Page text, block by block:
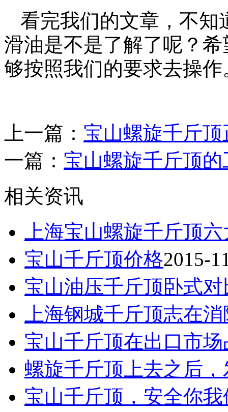
看完我们的文章，不知
滑油是不是了解了呢？
够按照我们的要求去操作
上一篇： 宝山螺旋千斤
一篇： 宝山螺旋千斤顶
相关资讯
上海宝山螺旋千斤顶
宝山千斤顶价格2015-
宝山油压千斤顶卧式
上海钢城千斤顶志在
宝山千斤顶在出口市
螺旋千斤顶上去之后
宝山千斤顶，安全你我